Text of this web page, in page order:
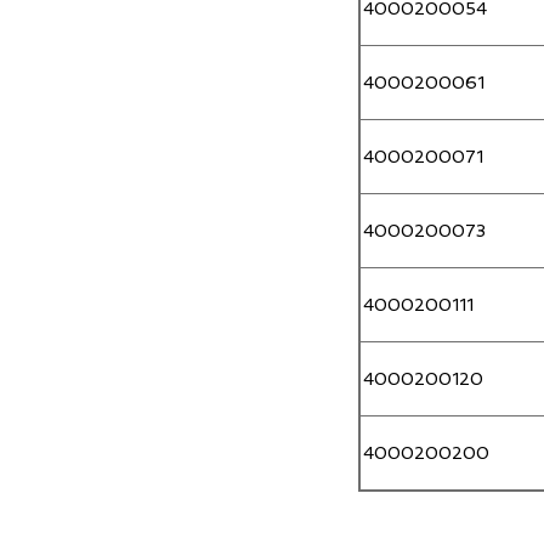
4000200054
4000200061
4000200071
4000200073
4000200111
4000200120
4000200200